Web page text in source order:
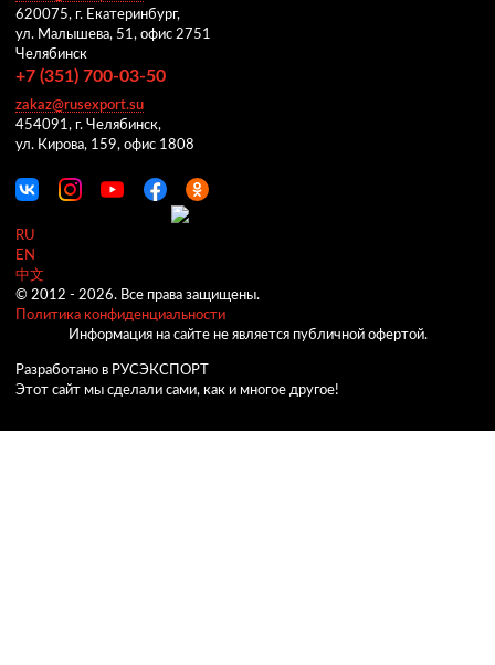
620075, г. Екатеринбург,
ул. Малышева, 51, офис 2751
Челябинск
+7 (351) 700-03-50
zakaz@rusexport.su
454091, г. Челябинск,
ул. Кирова, 159, офис 1808
RU
EN
中文
© 2012 - 2026. Все права защищены.
Политика конфиденциальности
Информация на сайте не является публичной офертой.
Разработано в РУСЭКСПОРТ
Этот сайт мы сделали сами, как и многое другое!